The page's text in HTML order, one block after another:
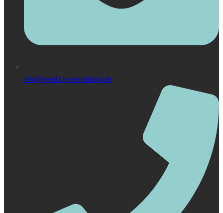
info@medici-vermittlung.de